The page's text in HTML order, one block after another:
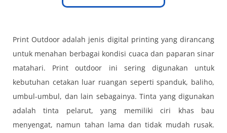
Print Outdoor adalah jenis digital printing yang dirancang
untuk menahan berbagai kondisi cuaca dan paparan sinar
matahari. Print outdoor ini sering digunakan untuk
kebutuhan cetakan luar ruangan seperti spanduk, baliho,
umbul-umbul, dan lain sebagainya. Tinta yang digunakan
adalah tinta pelarut, yang memiliki ciri khas bau
menyengat, namun tahan lama dan tidak mudah rusak.